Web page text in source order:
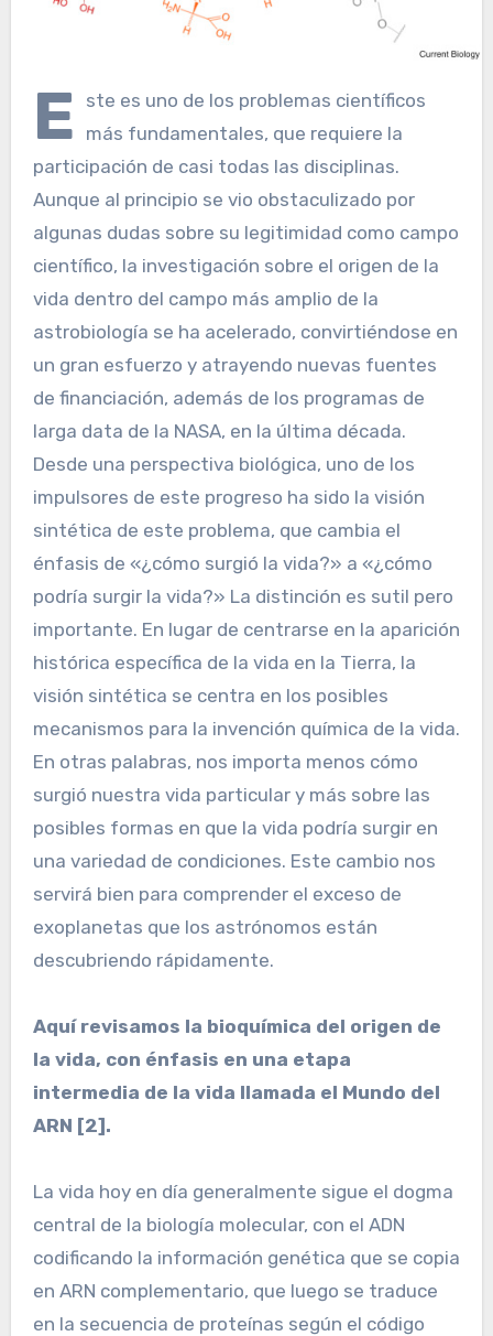
E
ste es uno de los problemas científicos
más fundamentales, que requiere la
participación de casi todas las disciplinas.
Aunque al principio se vio obstaculizado por
algunas dudas sobre su legitimidad como campo
científico, la investigación sobre el origen de la
vida dentro del campo más amplio de la
astrobiología se ha acelerado, convirtiéndose en
un gran esfuerzo y atrayendo nuevas fuentes
de financiación, además de los programas de
larga data de la NASA, en la última década.
Desde una perspectiva biológica, uno de los
impulsores de este progreso ha sido la visión
sintética de este problema, que cambia el
énfasis de «¿cómo surgió la vida?» a «¿cómo
podría surgir la vida?» La distinción es sutil pero
importante. En lugar de centrarse en la aparición
histórica específica de la vida en la Tierra, la
visión sintética se centra en los posibles
mecanismos para la invención química de la vida.
En otras palabras, nos importa menos cómo
surgió nuestra vida particular y más sobre las
posibles formas en que la vida podría surgir en
una variedad de condiciones. Este cambio nos
servirá bien para comprender el exceso de
exoplanetas que los astrónomos están
descubriendo rápidamente.
Aquí revisamos la bioquímica del origen de
la vida, con énfasis en una etapa
intermedia de la vida llamada el Mundo del
ARN [2].
La vida hoy en día generalmente sigue el dogma
central de la biología molecular, con el ADN
codificando la información genética que se copia
en ARN complementario, que luego se traduce
en la secuencia de proteínas según el código